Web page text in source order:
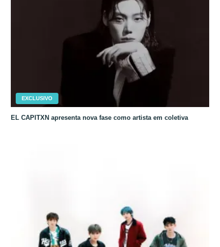
EXCLUSIVO
EL CAPITXN apresenta nova fase como artista em coletiva